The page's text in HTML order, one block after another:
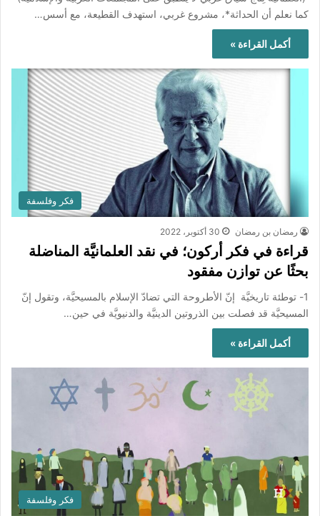
كما نعلم أن الحداثة*، مشروع غربي، استهدف القطيعة، مع أسس…
أكمل القراءة »
فكر وفلسفة
رمضان بن رمضان 30 أكتوبر، 2022
قراءة في فكر أركون؛ في نقد العلمانيَّة المناضلة
بحثًا عن توازن مفقود
1- توطئة تاريخيَّة إنّ الأطروحة التي تضادّ الإسلام بالمسيحيَّة، وتقول إنّ
المسيحيَّة قد فصلت بين الذروتين الدينيَّة والدنيويَّة في حين…
أكمل القراءة »
فكر وفلسفة